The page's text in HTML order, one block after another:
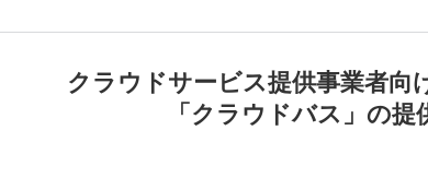
クラウドサービス提供事業者向
「クラウドバス」の